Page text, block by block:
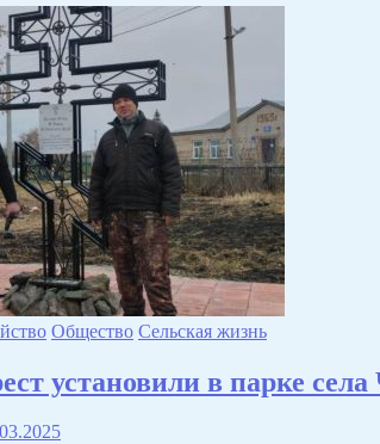
Общество Сельская жизнь
установили в парке